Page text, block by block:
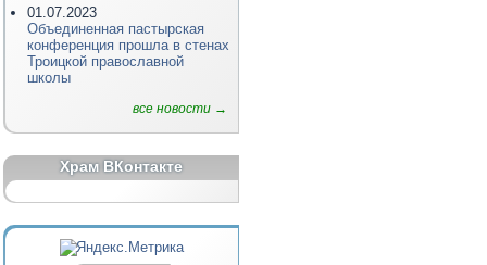
01.07.2023
Объединенная пастырская
конференция прошла в стенах
Троицкой православной
школы
все новости →
Храм ВКонтакте